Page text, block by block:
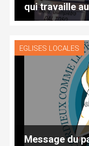
qui travaille
EGLISES LOCALES
Message du